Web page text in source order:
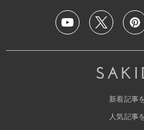
新着記事
人気記事